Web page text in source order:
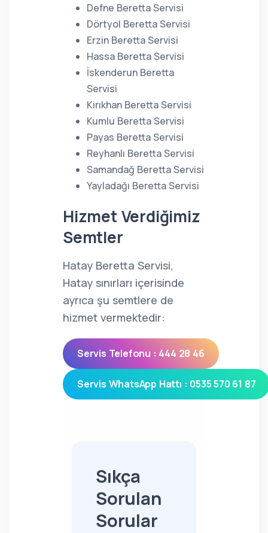
Defne Beretta Servisi
Dörtyol Beretta Servisi
Erzin Beretta Servisi
Hassa Beretta Servisi
İskenderun Beretta
Servisi
Kırıkhan Beretta Servisi
Kumlu Beretta Servisi
Payas Beretta Servisi
Reyhanlı Beretta Servisi
Samandağ Beretta Servisi
Yayladağı Beretta Servisi
Hizmet Verdiğimiz
Semtler
Hatay Beretta Servisi,
Hatay sınırları içerisinde
ayrıca şu semtlere de
hizmet vermektedir:
Servis Telefonu : 444 28 46
Servis WhatsApp Hattı : 0535 570 61 87
Sıkça
Sorulan
Sorular